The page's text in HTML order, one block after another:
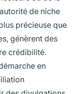
de niche
précieuse que
génèrent des
crédibilité.
en